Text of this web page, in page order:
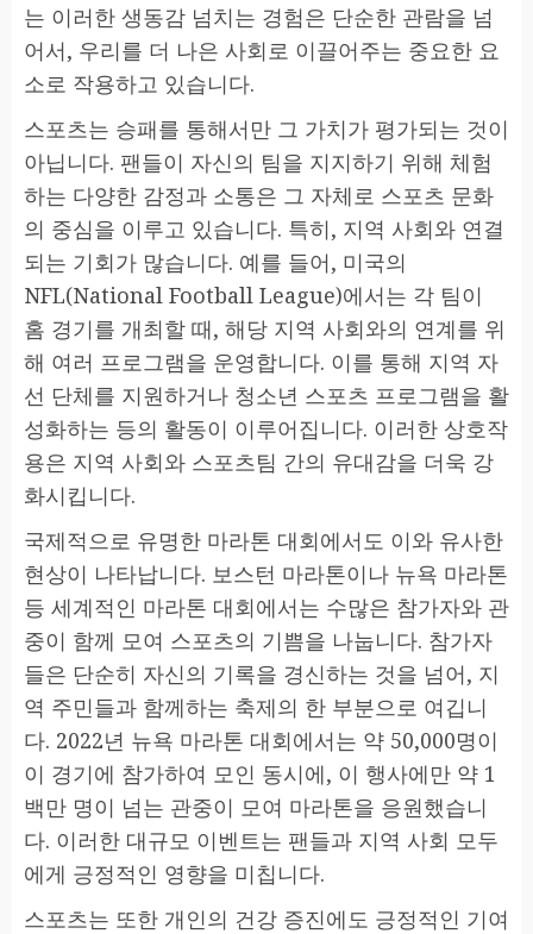
는 이러한 생동감 넘치는 경험은 단순한 관람을 넘
어서, 우리를 더 나은 사회로 이끌어주는 중요한 요
소로 작용하고 있습니다.
스포츠는 승패를 통해서만 그 가치가 평가되는 것이
아닙니다. 팬들이 자신의 팀을 지지하기 위해 체험
하는 다양한 감정과 소통은 그 자체로 스포츠 문화
의 중심을 이루고 있습니다. 특히, 지역 사회와 연결
되는 기회가 많습니다. 예를 들어, 미국의
NFL(National Football League)에서는 각 팀이
홈 경기를 개최할 때, 해당 지역 사회와의 연계를 위
해 여러 프로그램을 운영합니다. 이를 통해 지역 자
선 단체를 지원하거나 청소년 스포츠 프로그램을 활
성화하는 등의 활동이 이루어집니다. 이러한 상호작
용은 지역 사회와 스포츠팀 간의 유대감을 더욱 강
화시킵니다.
국제적으로 유명한 마라톤 대회에서도 이와 유사한
현상이 나타납니다. 보스턴 마라톤이나 뉴욕 마라톤
등 세계적인 마라톤 대회에서는 수많은 참가자와 관
중이 함께 모여 스포츠의 기쁨을 나눕니다. 참가자
들은 단순히 자신의 기록을 경신하는 것을 넘어, 지
역 주민들과 함께하는 축제의 한 부분으로 여깁니
다. 2022년 뉴욕 마라톤 대회에서는 약 50,000명이
이 경기에 참가하여 모인 동시에, 이 행사에만 약 1
백만 명이 넘는 관중이 모여 마라톤을 응원했습니
다. 이러한 대규모 이벤트는 팬들과 지역 사회 모두
에게 긍정적인 영향을 미칩니다.
스포츠는 또한 개인의 건강 증진에도 긍정적인 기여